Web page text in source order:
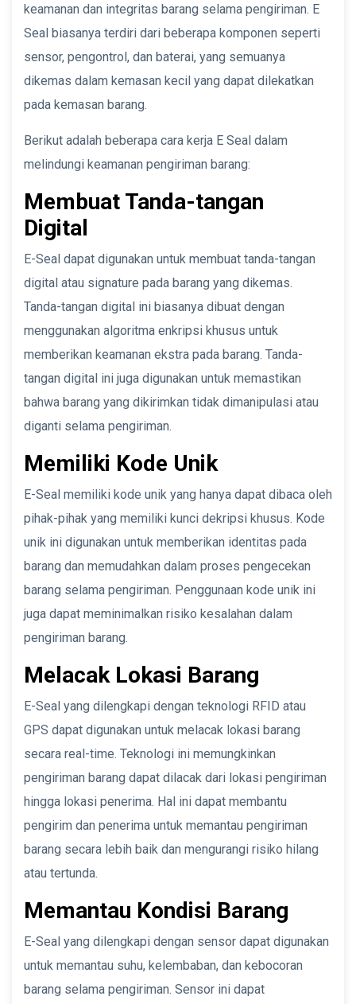
keamanan dan integritas barang selama pengiriman. E
Seal biasanya terdiri dari beberapa komponen seperti
sensor, pengontrol, dan baterai, yang semuanya
dikemas dalam kemasan kecil yang dapat dilekatkan
pada kemasan barang.
Berikut adalah beberapa cara kerja E Seal dalam
melindungi keamanan pengiriman barang:
Membuat Tanda-tangan
Digital
E-Seal dapat digunakan untuk membuat tanda-tangan
digital atau signature pada barang yang dikemas.
Tanda-tangan digital ini biasanya dibuat dengan
menggunakan algoritma enkripsi khusus untuk
memberikan keamanan ekstra pada barang. Tanda-
tangan digital ini juga digunakan untuk memastikan
bahwa barang yang dikirimkan tidak dimanipulasi atau
diganti selama pengiriman.
Memiliki Kode Unik
E-Seal memiliki kode unik yang hanya dapat dibaca oleh
pihak-pihak yang memiliki kunci dekripsi khusus. Kode
unik ini digunakan untuk memberikan identitas pada
barang dan memudahkan dalam proses pengecekan
barang selama pengiriman. Penggunaan kode unik ini
juga dapat meminimalkan risiko kesalahan dalam
pengiriman barang.
Melacak Lokasi Barang
E-Seal yang dilengkapi dengan teknologi RFID atau
GPS dapat digunakan untuk melacak lokasi barang
secara real-time. Teknologi ini memungkinkan
pengiriman barang dapat dilacak dari lokasi pengiriman
hingga lokasi penerima. Hal ini dapat membantu
pengirim dan penerima untuk memantau pengiriman
barang secara lebih baik dan mengurangi risiko hilang
atau tertunda.
Memantau Kondisi Barang
E-Seal yang dilengkapi dengan sensor dapat digunakan
untuk memantau suhu, kelembaban, dan kebocoran
barang selama pengiriman. Sensor ini dapat